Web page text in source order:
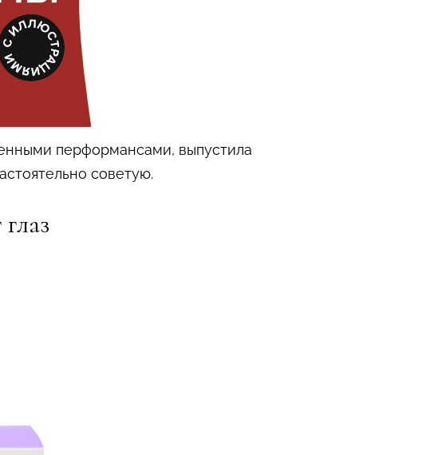
перформансами, выпустила
советую.